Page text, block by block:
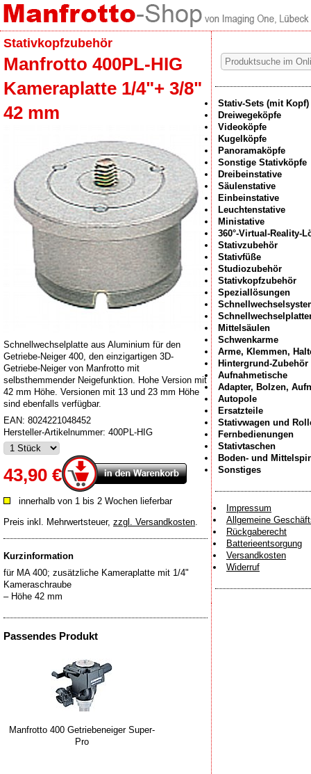
Stativkopfzubehör
Manfrotto 400PL-HIG
Kameraplatte 1/4"+ 3/8"
42 mm
Schnellwechselplatte aus Aluminium für den
Getriebe-Neiger 400, den einzigartigen 3D-
Getriebe-Neiger von Manfrotto mit
selbsthemmender Neigefunktion. Hohe Version mit
42 mm Höhe. Versionen mit 13 und 23 mm Höhe
sind ebenfalls verfügbar.
EAN: 8024221048452
Hersteller-Artikelnummer: 400PL-HIG
43,90 €
innerhalb von 1 bis 2 Wochen lieferbar
Preis inkl. Mehrwertsteuer, zzgl. Versandkosten
Kurzinformation
für MA 400; zusätzliche Kameraplatte mit 1/4"
Kameraschraube
Passendes Produkt
Manfrotto 400 Getriebeneiger Super-
Pro
Stativ-Sets (mit Kopf)
Dreiwegeköpfe
Videoköpfe
Kugelköpfe
Panoramaköpfe
Sonstige Stativköpfe
Dreibeinstative
Säulenstative
Einbeinstative
Leuchtenstative
Ministative
360°-Virtual-Reality-
Stativzubehör
Stativfüße
Studiozubehör
Stativkopfzubehör
Speziallösungen
Mittelsäulen
Schwenkarme
Arme, Klemmen,
Hintergrund-Zubehör
Aufnahmetische
Adapter, Bolzen,
Autopole
Ersatzteile
Stativwagen und
Fernbedienungen
Stativtaschen
Boden- und
Sonstiges
Impressum
Allgemeine
Rückgaberecht
Batterieentsorgung
Versandkosten
Widerruf